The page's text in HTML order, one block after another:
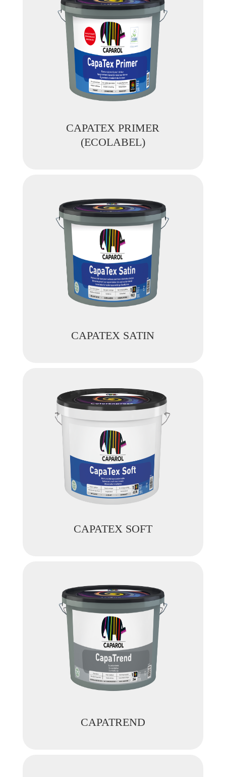
CAPATEX PRIMER
(ECOLABEL)
CAPATEX SATIN
CAPATEX SOFT
CAPATREND